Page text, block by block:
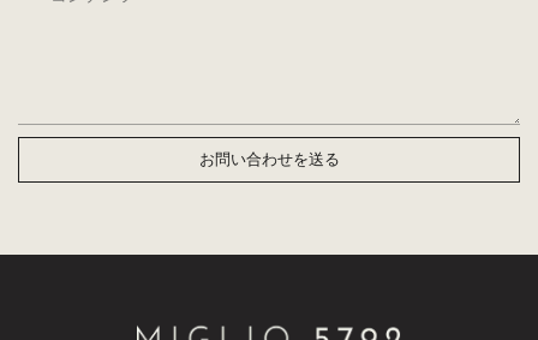
お問い合わせを送る